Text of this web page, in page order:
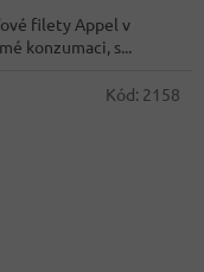
filety Appel v
konzumaci, s...
Kód: 2158